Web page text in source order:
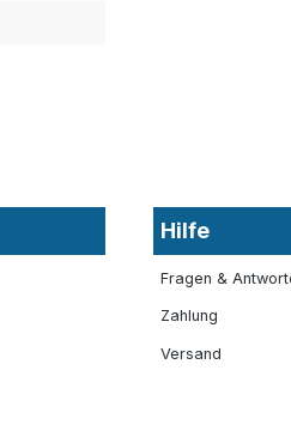
Hilfe
Fragen &
Zahlung
Versand